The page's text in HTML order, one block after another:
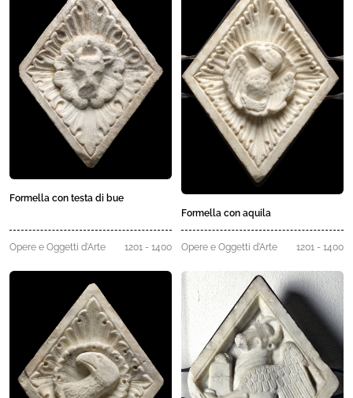
Formella con testa di bue
Opere e Oggetti d'Arte 1201 - 1400
Formella con aquila
Opere e Oggetti d'Arte 1201 - 1400